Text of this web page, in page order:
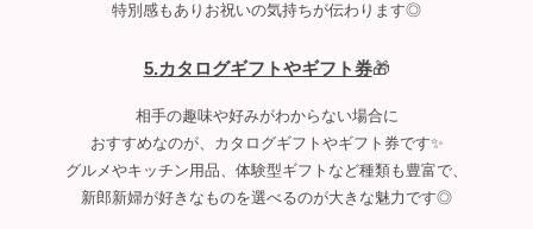
特別感もありお祝いの気持ちが伝わります◎
5.カタログギフトやギフト券🎁
相手の趣味や好みがわからない場合に
おすすめなのが、カタログギフトやギフト券です✨
グルメやキッチン用品、体験型ギフトなど種類も豊富で、
新郎新婦が好きなものを選べるのが大きな魅力です◎